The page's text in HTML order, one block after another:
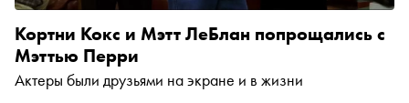
Кортни Кокс и Мэтт ЛеБлан попрощались с
Мэттью Перри
Актеры были друзьями на экране и в жизни